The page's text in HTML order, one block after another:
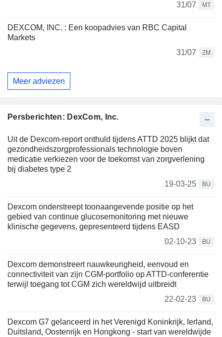
31/07
MT
DEXCOM, INC. : Een koopadvies van RBC Capital
Markets
31/07
ZM
Meer adviezen
Persberichten: DexCom, Inc.
Uit de Dexcom-report onthuld tijdens ATTD 2025 blijkt dat
gezondheidszorgprofessionals technologie boven
medicatie verkiezen voor de toekomst van zorgverlening
bij diabetes type 2
19-03-25
BU
Dexcom onderstreept toonaangevende positie op het
gebied van continue glucosemonitoring met nieuwe
klinische gegevens, gepresenteerd tijdens EASD
02-10-23
BU
Dexcom demonstreert nauwkeurigheid, eenvoud en
connectiviteit van zijn CGM-portfolio op ATTD-conferentie
terwijl toegang tot CGM zich wereldwijd uitbreidt
22-02-23
BU
Dexcom G7 gelanceerd in het Verenigd Koninkrijk, Ierland,
Duitsland, Oostenrijk en Hongkong - start van wereldwijde